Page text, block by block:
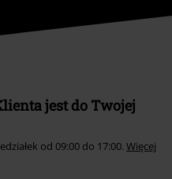
jest do Twojej
od 09:00 do 17:00. Więcej